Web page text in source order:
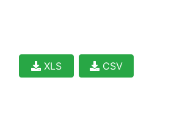
CSV
XLS